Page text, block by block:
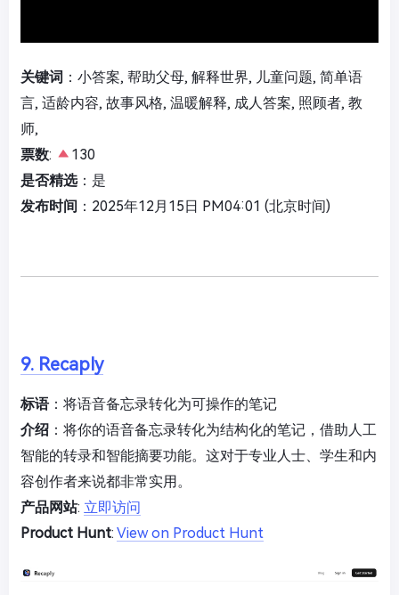
关键词 ：小答案, 帮助父母, 解释世界, 儿童问题, 简单语
言, 适龄内容, 故事风格, 温暖解释, 成人答案, 照顾者, 教
师,
票数:
130
是否精选：是
发布时间 ：2025年12月15日 PM04:01 (北京时间)
9. Recaply
标语：将语音备忘录转化为可操作的笔记
介绍 ：将你的语音备忘录转化为结构化的笔记，借助人工
智能的转录和智能摘要功能。这对于专业人士、学生和内
容创作者来说都非常实用。
产品网站: 立即访问
Product Hunt: View on Product Hunt